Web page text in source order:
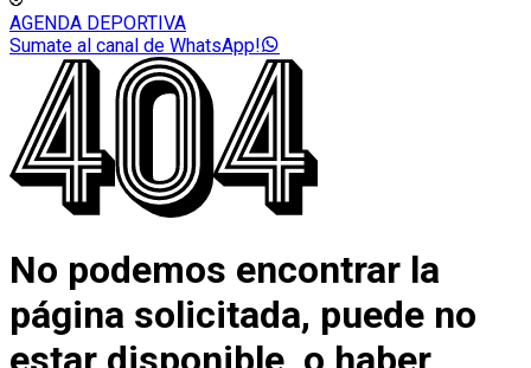
AGENDA DEPORTIVA
Sumate al canal de WhatsApp!
No podemos encontrar la
página solicitada, puede no